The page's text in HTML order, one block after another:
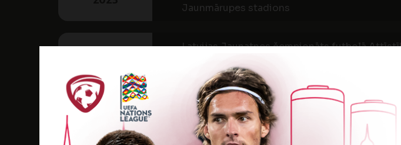
Jaunmārupes stadions
25 MAI
15:00
2023
Latvijas Jaunatnes čempionāts futbolā
JFK DAUGAVA /
SALASPILS FA
Salaspils stadions